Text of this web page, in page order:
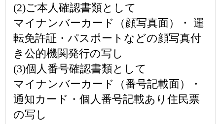
(2)ご本人確認書類として
マイナンバーカード（顔写真面）・ 運
転免許証・パスポートなどの顔写真付
き公的機関発行の写し
(3)個人番号確認書類として
マイナンバーカード（番号記載面）・
通知カード・個人番号記載あり住民票
の写し